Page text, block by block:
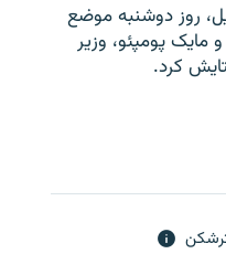
روز دوشنبه موضع
مایک پومپئو، وزیر
کرد.